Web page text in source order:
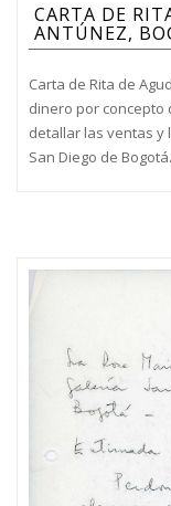
CARTA DE
ANTÚNEZ,
Carta de Rita de
dinero por concepto
detallar las ventas y
San Diego de Bogotá.